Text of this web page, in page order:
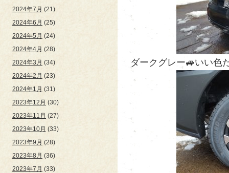
2024年7月 (21)
2024年6月 (25)
2024年5月 (24)
2024年4月 (28)
2024年3月 (34)
2024年2月 (23)
2024年1月 (31)
2023年12月 (30)
2023年11月 (27)
2023年10月 (33)
2023年9月 (28)
2023年8月 (36)
2023年7月 (33)
ダークグレー🚙いい色